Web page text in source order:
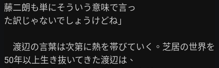
藤二朗も単にそういう意味で言っ
た訳じゃないでしょうけどね」
渡辺の言葉は次第に熱を帯びていく。芝居の世界を
50年以上生き抜いてきた渡辺は、